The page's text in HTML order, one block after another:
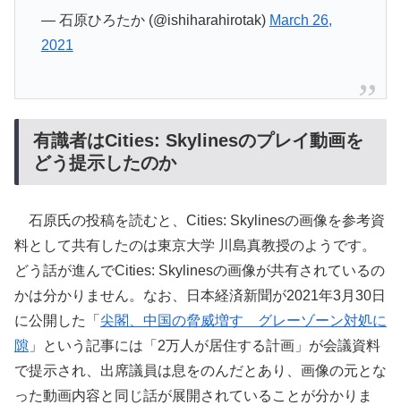
— 石原ひろたか (@ishiharahirotak) March 26,
2021
有識者はCities: Skylinesのプレイ動画を
どう提示したのか
石原氏の投稿を読むと、Cities: Skylinesの画像を参考資
料として共有したのは東京大学 川島真教授のようです。
どう話が進んでCities: Skylinesの画像が共有されているの
かは分かりません。なお、日本経済新聞が2021年3月30日
に公開した「 尖閣、中国の脅威増す グレーゾーン対処に
隙 」という記事には「2万人が居住する計画」が会議資料
で提示され、出席議員は息をのんだとあり、画像の元とな
った動画内容と同じ話が展開されていることが分かりま